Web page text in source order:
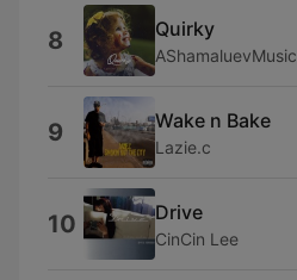
8 Quirky
AShamaluevMusic
9 Wake n Bake
Lazie.c
10 Drive
CinCin Lee